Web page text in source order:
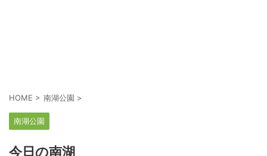
HOME > 南湖公園 >
南湖公園
今日の南湖